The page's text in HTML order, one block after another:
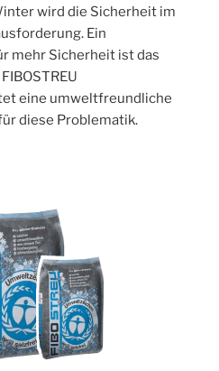
wird die Sicherheit im
Ein
mehr Sicherheit ist das
eine umweltfreundliche
diese Problematik.